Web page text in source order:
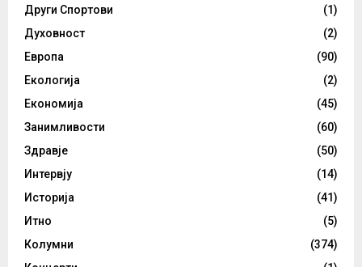
Други Спортови
(1)
Духовност
(2)
Европа
(90)
Екологија
(2)
Економија
(45)
Занимливости
(60)
Здравје
(50)
Интервју
(14)
Историја
(41)
Итно
(5)
Колумни
(374)